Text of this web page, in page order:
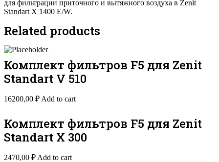
для фильтрации приточного и вытяжного воздуха в Zenit
Standart X 1400 E/W.
Related products
Комплект фильтров F5 для Zenit
Standart V 510
16200,00 ₽ Add to cart
Комплект фильтров F5 для Zenit
Standart X 300
2470,00 ₽ Add to cart